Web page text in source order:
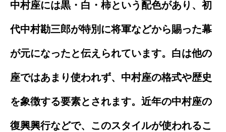
中村座には黒・白・柿という配色があり、初
代中村勘三郎が特別に将軍などから賜った幕
が元になったと伝えられています。白は他の
座ではあまり使われず、中村座の格式や歴史
を象徴する要素とされます。近年の中村座の
復興興行などで、このスタイルが使われるこ